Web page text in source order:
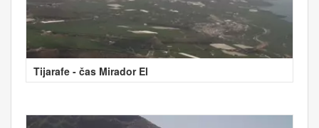
Tijarafe - čas Mirador El